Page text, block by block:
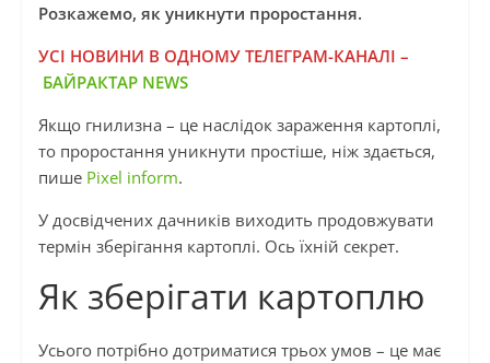
Розкажемо, як уникнути проростання.
УСІ НОВИНИ В ОДНОМУ ТЕЛЕГРАМ-КАНАЛІ –
БАЙРАКТАР NEWS
Якщо гнилизна – це наслідок зараження картоплі,
то проростання уникнути простіше, ніж здається,
пише Pixel inform.
У досвідчених дачників виходить продовжувати
термін зберігання картоплі. Ось їхній секрет.
Як зберігати картоплю
Усього потрібно дотриматися трьох умов – це має